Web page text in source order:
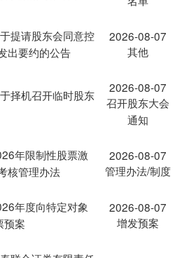
提请股东会同意控
出要约的公告
2026-08-07
其他
择机召开临时股东
2026-08-07
召开股东大会
通知
年限制性股票激
核管理办法
2026-08-07
管理办法/制度
年度向特定对象
预案
2026-08-07
增发预案